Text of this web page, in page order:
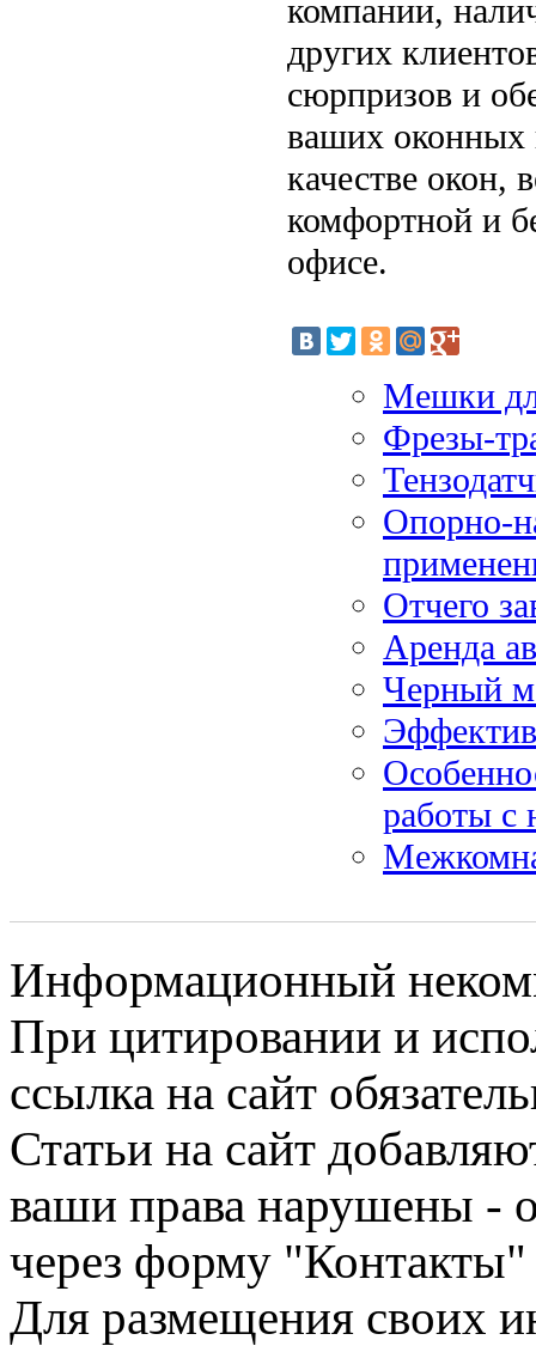
компании,
других
сюрпризов и
ваших оконных
качестве окон,
комфортной и
офисе.
Мешки
Фрезы-
Опорно-
Отчего
Аренда
Черный
работы с
Информационный
При цитировании и
ссылка на сайт
Статьи на сайт
ваши права нарушены -
через форму "Контакты"
Для размещения своих